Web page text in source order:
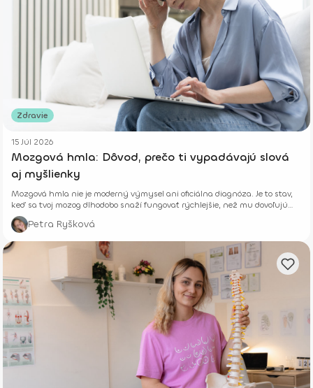
Zdravie
15 Júl 2026
Mozgová hmla: Dôvod, prečo ti vypadávajú slová
aj myšlienky
Mozgová hmla nie je moderný výmysel ani oficiálna diagnóza. Je to stav,
keď sa tvoj mozog dlhodobo snaží fungovať rýchlejšie, než mu dovoľujú
jeho biologické limity.
Petra Ryšková